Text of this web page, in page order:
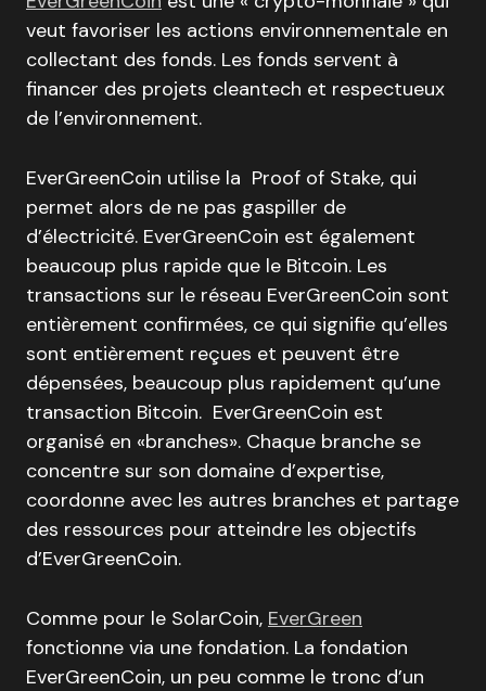
veut favoriser les actions environnementale en
collectant des fonds. Les fonds servent à
financer des projets cleantech et respectueux
de l’environnement.
EverGreenCoin utilise la Proof of Stake, qui
permet alors de ne pas gaspiller de
d’électricité. EverGreenCoin est également
beaucoup plus rapide que le Bitcoin. Les
transactions sur le réseau EverGreenCoin sont
entièrement confirmées, ce qui signifie qu’elles
sont entièrement reçues et peuvent être
dépensées, beaucoup plus rapidement qu’une
transaction Bitcoin. EverGreenCoin est
organisé en «branches». Chaque branche se
concentre sur son domaine d’expertise,
coordonne avec les autres branches et partage
des ressources pour atteindre les objectifs
d’EverGreenCoin.
Comme pour le SolarCoin, EverGreen
fonctionne via une fondation. La fondation
EverGreenCoin, un peu comme le tronc d’un